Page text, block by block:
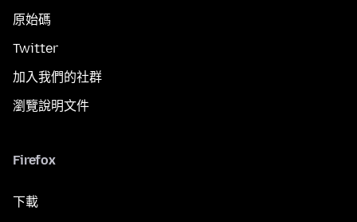
原始碼
Twitter
加入我們的社群
瀏覽說明文件
Firefox
下載